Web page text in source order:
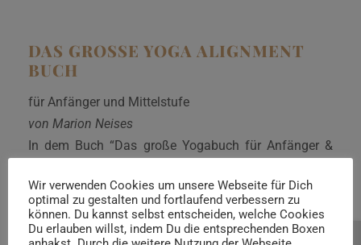
DAS GROSSE YOGA ALIGNMENT B
UCH
für Anfänger und Mittelstufe
von Marion Neises
In dem Buch “Das große Yogabuch für Anfänger &
jeweils auf eine Asana bezogen, erklärt und
angeleitet. Es ist somit sowohl ein Buch für ein
achtsames, sicheres Alignment, als auch eine
Wir verwenden Cookies um unsere Webseite für Dich
optimal zu gestalten und fortlaufend verbessern zu
können. Du kannst selbst entscheiden, welche Cookies
Du erlauben willst, indem Du die entsprechenden Boxen